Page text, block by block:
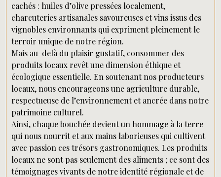
cachés : huiles d’olive pressées localement,
charcuteries artisanales savoureuses et vins issus des
vignobles environnants qui expriment pleinement le
terroir unique de notre région.
Mais au-delà du plaisir gustatif, consommer des
produits locaux revêt une dimension éthique et
écologique essentielle. En soutenant nos producteurs
locaux, nous encourageons une agriculture durable,
respectueuse de l’environnement et ancrée dans notre
patrimoine culturel.
Ainsi, chaque bouchée devient un hommage à la terre
qui nous nourrit et aux mains laborieuses qui cultivent
avec passion ces trésors gastronomiques. Les produits
locaux ne sont pas seulement des aliments ; ce sont des
témoignages vivants de notre identité régionale et de